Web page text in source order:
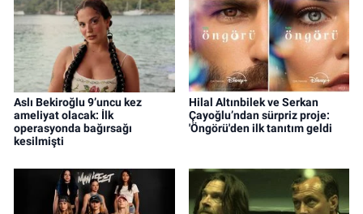
Aslı Bekiroğlu 9’uncu kez
ameliyat olacak: İlk
operasyonda bağırsağı
kesilmişti
Hilal Altınbilek ve Serkan
Çayoğlu’ndan sürpriz proje:
'Öngörü'den ilk tanıtım geldi